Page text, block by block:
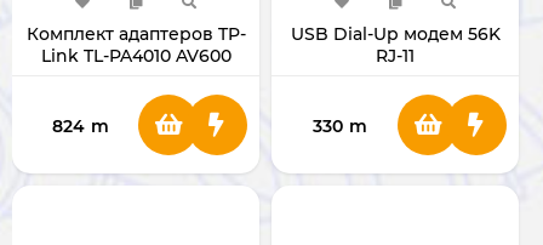
Комплект адаптеров TP-
Link TL-PA4010 AV600
824 m
USB Dial-Up модем 56K
RJ-11
330 m